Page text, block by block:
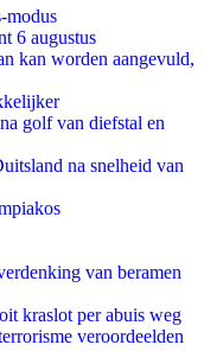
modus
6 augustus
kan worden aangevuld,
golf van diefstal en
na snelheid van
van beramen
kraslot per abuis weg
veroordeelden